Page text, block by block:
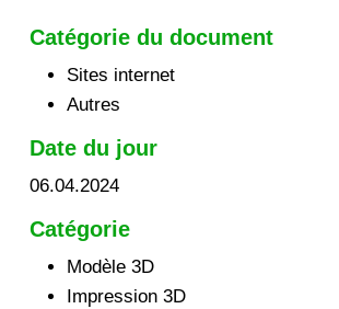
Catégorie du document
Sites internet
Autres
Date du jour
06.04.2024
Catégorie
Modèle 3D
Impression 3D